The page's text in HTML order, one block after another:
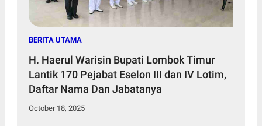
BERITA UTAMA
H. Haerul Warisin Bupati Lombok Timur
Lantik 170 Pejabat Eselon III dan IV Lotim,
Daftar Nama Dan Jabatanya
October 18, 2025